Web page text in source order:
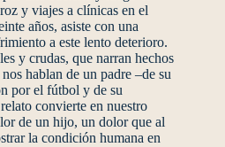
y viajes a clínicas en el
años, asiste con una
a este lento deterioro.
y crudas, que narran hechos
hablan de un padre –de su
por el fútbol y de su
convierte en nuestro
de un hijo, un dolor que al
la condición humana en